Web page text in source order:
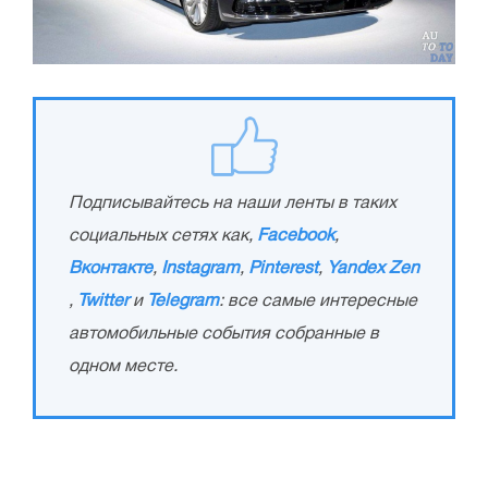
Подписывайтесь на наши ленты в таких
социальных сетях как, Facebook,
Вконтакте, Instagram, Pinterest, Yandex Zen
, Twitterи Telegram: все самые интересные
автомобильные события собранные в
одном месте.